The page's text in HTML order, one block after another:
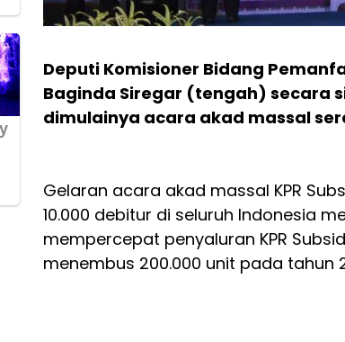
Deputi Komisioner Bidang
Baginda Siregar (tengah) secara
dimulainya acara akad massal
Gelaran acara akad massal KPR
10.000 debitur di seluruh Indonesia
mempercepat penyaluran KPR
menembus 200.000 unit pada tahun